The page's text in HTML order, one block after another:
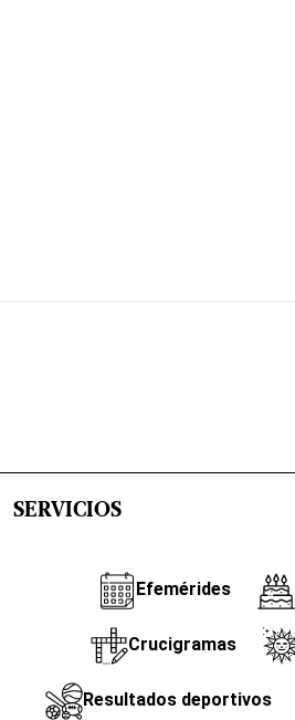
SERVICIOS
Efemérides
Crucigramas
Resultados deportivos